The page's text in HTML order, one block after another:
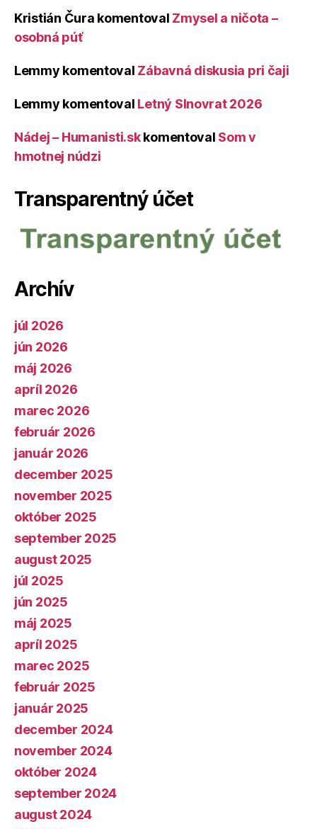
Kristián Čura komentoval Zmysel a ničota –
osobná púť
Lemmy komentoval Zábavná diskusia pri čaji
Lemmy komentoval Letný Slnovrat 2026
Nádej – Humanisti.skkomentoval Som v
hmotnej núdzi
Transparentný účet
Archív
júl 2026
jún 2026
máj 2026
apríl 2026
marec 2026
február 2026
január 2026
december 2025
november 2025
október 2025
september 2025
august 2025
júl 2025
jún 2025
máj 2025
apríl 2025
marec 2025
február 2025
január 2025
december 2024
november 2024
október 2024
september 2024
august 2024